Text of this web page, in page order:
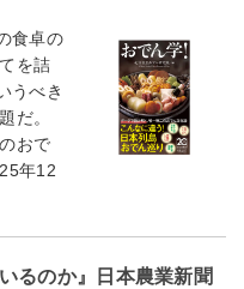
食卓の
を詰
うべき
だ。
おで
年12
るのか』日本農業新聞